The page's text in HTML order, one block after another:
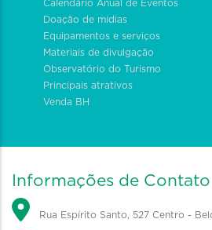
Calendário Anual de Eventos
Doação de mídias
Equipamentos e serviços
Materiais de divulgação
Observatório do Turismo
Principais atrativos
Venda BH
Informações de Contato
Rua Espírito Santo, 527 Centro -